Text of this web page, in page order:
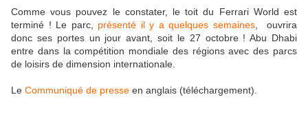
Comme vous pouvez le constater, le toit du Ferrari World est
terminé ! Le parc, présenté il y a quelques semaines, ouvrira
donc ses portes un jour avant, soit le 27 octobre ! Abu Dhabi
entre dans la compétition mondiale des régions avec des parcs
de loisirs de dimension internationale.
Le Communiqué de presse en anglais (téléchargement).